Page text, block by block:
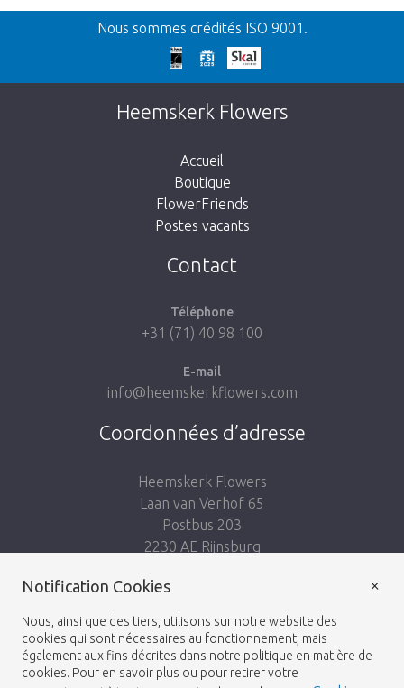
Retour
Nos excuses
Cette page n’existe pas. Cliquez sur le lien
suivant pour retourner à la boutique.
Nous sommes crédités ISO 9001.
Heemskerk Flowers
Accueil
Boutique
FlowerFriends
Postes vacants
Contact
Téléphone
+31 (71) 40 98 100
E-mail
info@heemskerkflowers.com
Coordonnées d’adresse
Heemskerk Flowers
Laan van Verhof 65
Postbus 203
2230 AE Rijnsburg
Notification Cookies
Nous, ainsi que des tiers, utilisons sur notre website des
cookies qui sont nécessaires au fonctionnement, mais
également aux fins décrites dans notre politique en matière de
cookies. Pour en savoir plus ou pour retirer votre
×